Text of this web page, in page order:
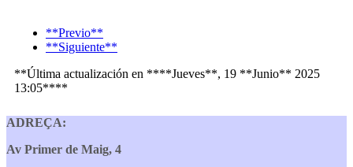
**Previo**
**Siguiente**
**Última actualización en ****Jueves**, 19 **Junio** 2025
13:05****
ADREÇA:
Av Primer de Maig, 4